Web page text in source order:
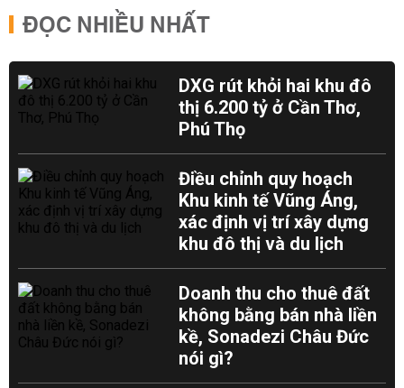
ĐỌC NHIỀU NHẤT
DXG rút khỏi hai khu đô
thị 6.200 tỷ ở Cần Thơ,
Phú Thọ
Điều chỉnh quy hoạch
Khu kinh tế Vũng Áng,
xác định vị trí xây dựng
khu đô thị và du lịch
Doanh thu cho thuê đất
không bằng bán nhà liền
kề, Sonadezi Châu Đức
nói gì?